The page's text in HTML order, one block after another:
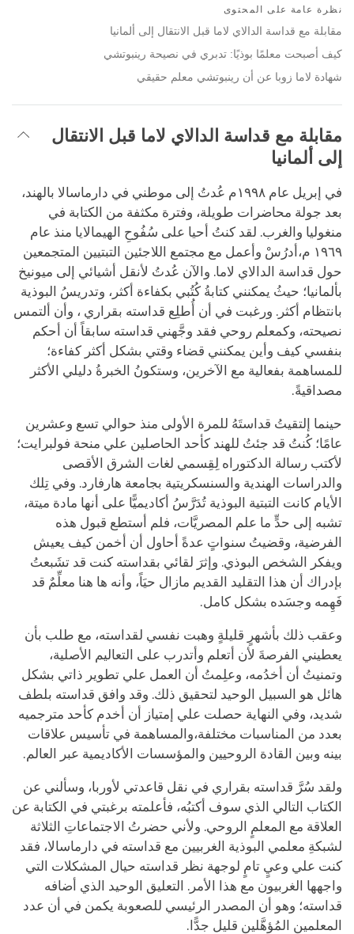
facebook
نظرة عامة على المحتوى
مقابلة مع قداسة الدالاي لاما قبل الانتقال إلى ألمانيا
كيف أصبحت معلمًا بوذيًا: تدبري في نصيحة رينبوتشي‎‎‎‎
شهادة لاما زوبا عن أن رينبوتشي معلم حقيقي
مقابلة مع قداسة الدالاي لاما قبل الانتقال
إلى ألمانيا
في إبريل عام ١٩٩٨م عُدتُ إلى موطني في دارماسالا بالهند،
بعد جولة محاضرات طويلة، وفترة مكثفة من الكتابة في
منغوليا والغرب. لقد كنتُ أحيا على سُفُوحِ الهيمالايا منذ عام
١٩٦٩ م،أدرُسْ وأعمل مع مجتمع اللاجئين التبتيين المتجمعين
حول قداسة الدالاي لاما. والآن عُدتُ لأنقل أشيائي إلى ميونيخ
بألمانيا؛ حيثُ يمكنني كتابةُ كُتُبي بكفاءة أكثر، وتدريسُ البوذية
بانتظام أكثر. ورغبت في أن أُطلِع قداسته بقراري ، وأن ألتمس
نصيحته، وكمعلم روحي فقد وجَّهني قداسته سابقاً أن أحكم
بنفسي كيف وأين يمكنني قضاء وقتي بشكل أكثر كفاءة؛
للمساهمة بفعالية مع الآخرين، وستكونُ الخبرةُ دليلي الأكثر
مصداقيةً.
حينما إلتقيتُ قداستَهُ للمرة الأولى منذ حوالي تسع وعشرين
عامًا؛ كُنتُ قد جئتُ للهند كأحد الحاصلين علي منحة فولبرايت؛
لأكتب رسالة الدكتوراه لِقِسمي لغات الشرق الأقصى
والدراسات الهندية والسنسكريتية بجامعة هارفارد. وفي تِلك
الأيام كانت التبتية البوذية تُدَرَّسُ أكاديميًّا على أنها مادة ميتة،
تشبه إلى حدٍّ ما علم المصريَّات، فلم أستطع قبول هذه
الفرضية، وقضيتُ سنواتٍ عدةً أحاول أن أخمن كيف يعيش
ويفكر الشخص البوذي. وإثرَ لقائي بقداسته كنت قد تشَبعتُ
بإدراك أن هذا التقليد القديم مازال حيَاً، وأنه ها هنا معلِّمٌ قد
فَهِمه وجسَده بشكل كامل.
وعقب ذلك بأشهرٍ قليلةٍ وهبت نفسي لقداسته، مع طلب بأن
يعطيني الفرصةَ لأن أتعلم وأتدرب على التعاليم الأصلية،
وتمنيتُ أن أخدُمه، وعلِمتُ أن العمل علي تطوير ذاتي بشكل
هائل هو السبيل الوحيد لتحقيق ذلك. وقد وافق قداسته بلطف
شديد، وفي النهاية حصلت علي إمتياز أن أخدم كأحد مترجميه
بعدد من المناسبات مختلفة،والمساهمة في تأسيس علاقات
بينه وبين القادة الروحيين والمؤسسات الأكاديمية عبر العالم.
ولقد سُرَّ قداسته بقراري في نقل قاعدتي لأوربا، وسألني عن
الكتاب التالي الذي سوف أكتبُه، فأعلمته برغبتي في الكتابة عن
العلاقة مع المعلمٍ الروحي. ولأني حضرتُ الاجتماعاتِ الثلاثة
لشبكةِ معلمي البوذية الغربيين مع قداسته في دارماسالا، فقد
كنت علي وعيٍ تامٍ لوجهة نظر قداسته حيال المشكلات التي
واجهها الغربيون مع هذا الأمر. التعليق الوحيد الذي أضافه
قداسته؛ وهو أن المصدر الرئيسي للصعوبة يكمن في أن عدد
المعلمين المُؤهَّلين قليل جدًّا.